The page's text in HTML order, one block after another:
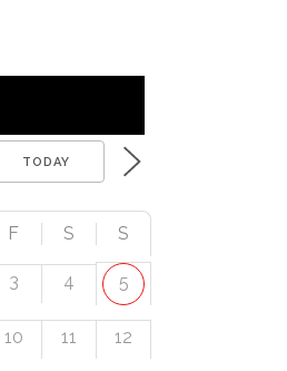
TODAY
F S S
3 4 5
10 11 12